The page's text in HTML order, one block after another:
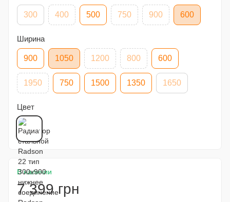
300 400 500 750 900 600
Ширина
900 1050 1200 800 600
1950 750 1500 1350 1650
Цвет
В наличии
7 399 грн